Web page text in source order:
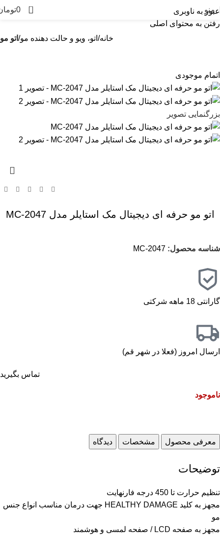
عبور به ناوبری
رفتن به محتوای اصلی
منو 0
0
خانه اتو، ویو و حالت دهنده مو اتو مو
اتمام موجودی
بزرگنمایی تصویر
اتو مو حرفه ای دیجیتال مک استایلر مدل MC-2047
شناسه محصول: MC-2047
گارانتی 18 ماهه شرکتی
ارسال امروز (فعلا در شهر قم)
تماس بگیرید
ناموجود
معرفی محصول مشخصات دیدگاه
توضیحات
تنظیم حرارت تا 450 درجه فارنهایت
مجهز به کلید HEALTHY DAMAGE جهت درمان مناسب انواع جنس
مو
مجهز به صفحه LCD / صفحه لمسی و هوشمند